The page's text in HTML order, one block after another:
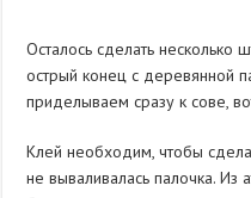
Осталось сделать
острый конец с деревянной
приделываем сразу к сове,
Клей необходим, чтобы
не вываливалась палочка. Из